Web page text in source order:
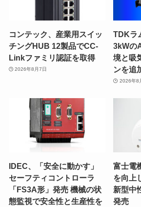
コンテック、産業用スイッ
チングHUB 12製品でCC-
Linkファミリ認証を取得
2026年8月7日
TDKラ
3kWの
境と吸
ンを追
2026年8
IDEC、「安全に動かす」
セーフティコントローラ
「FS3A形」発売 機械の状
態監視で安全性と生産性を
富士電
を向上
新型中
発売